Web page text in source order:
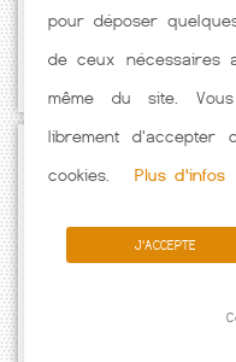
hors assurance. Taux
caractéristiques de
pour déposer
de ceux nécessaires
même du site.
librement d'accepter
cookies.
Plus d'infos
J'ACCEPTE